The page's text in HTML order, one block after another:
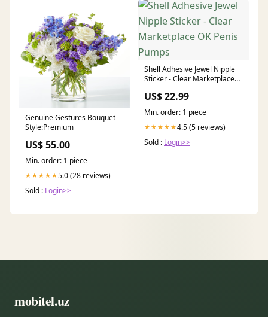
Genuine Gestures Bouquet
Style:Premium
US$ 55.00
Min. order: 1 piece
★★★★★5.0 (28 reviews)
Sold : Login>>
Shell Adhesive Jewel Nipple
Sticker - Clear Marketplace
US$ 22.99
Min. order: 1 piece
★★★★★4.5 (5 reviews)
Sold : Login>>
mobitel.uz